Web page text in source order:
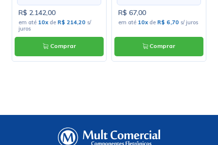
R$ 2.142,00
em até 10xde R$ 214,20 s/
juros
Comprar
R$ 67,00
em até 10xde R$ 6,70 s/ juros
Comprar